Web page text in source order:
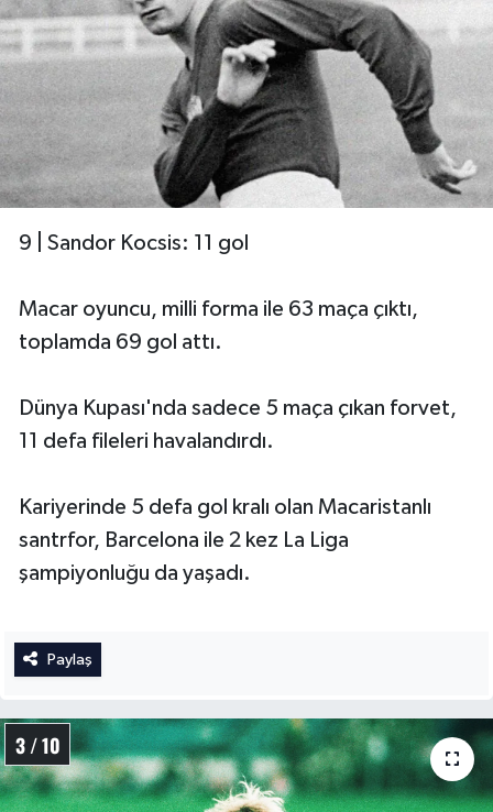
9 | Sandor Kocsis: 11 gol
Macar oyuncu, milli forma ile 63 maça çıktı,
toplamda 69 gol attı.
Dünya Kupası'nda sadece 5 maça çıkan forvet,
11 defa fileleri havalandırdı.
Kariyerinde 5 defa gol kralı olan Macaristanlı
santrfor, Barcelona ile 2 kez La Liga
şampiyonluğu da yaşadı.
Paylaş
3 / 10